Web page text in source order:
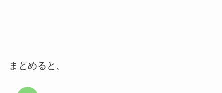
まとめると、